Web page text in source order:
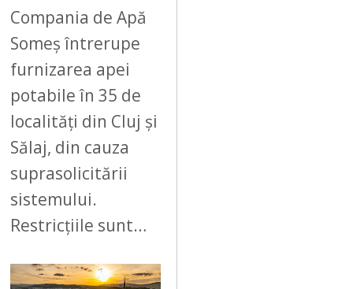
Compania de Apă
Someș întrerupe
furnizarea apei
potabile în 35 de
localități din Cluj și
Sălaj, din cauza
suprasolicitării
sistemului.
Restricțiile sunt…